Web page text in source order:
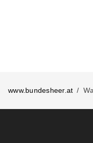
www.bundesheer.at